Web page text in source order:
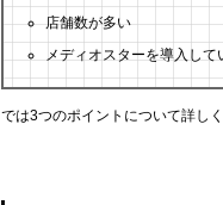
店舗数が多い
メディオスターを導入し
では3つのポイントについて詳しく